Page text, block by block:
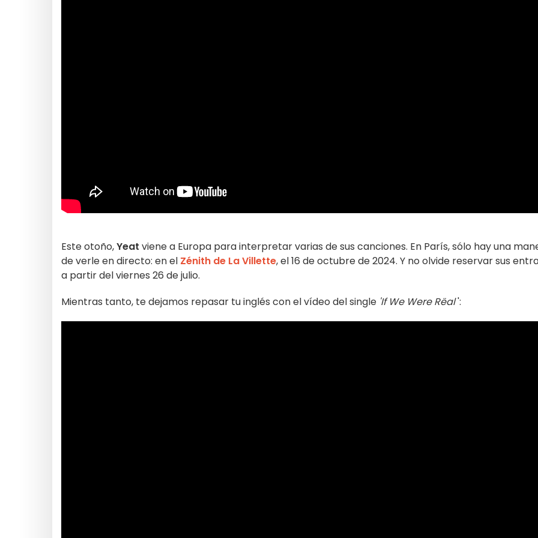
Este otoño,Yeat viene a Europa para interpretar varias de sus canciones. En París, sólo hay una
de verle en directo: en el Zénith de La Villette, el 16 de octubre de 2024. Y no olvide reservar sus
a partir del viernes 26 de julio.
Mientras tanto, te dejamos repasar tu inglés con el vídeo del single 'If We Were Rëal':